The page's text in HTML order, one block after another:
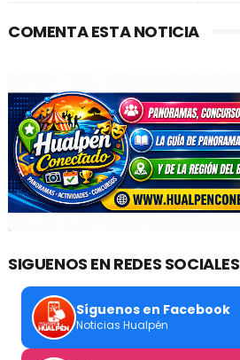
COMENTA ESTA NOTICIA
SIGUENOS EN REDES SOCIALES
Síguenos en Facebook
Noticias Hualpén